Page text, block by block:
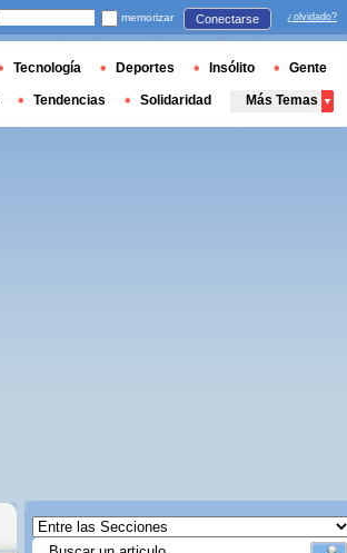
memorizar Conectarse ¿olvidado?
Tecnología Deportes Insólito Gente
Tendencias Solidaridad Más Temas